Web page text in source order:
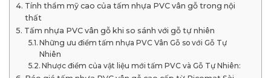
Tính thẩm mỹ cao của tấm nhựa PVC vân gỗ trong nội
thất
Tấm nhựa PVC vân gỗ khi so sánh với gỗ tự nhiên
Những ưu điểm tấm nhựa PVC Vân Gỗ so với Gỗ Tự
Nhiên
Nhược điểm của vật liệu mới tấm PVC và Gỗ Tự Nhiên: